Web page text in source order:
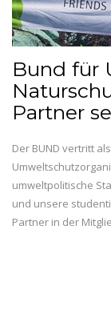
Bund für
Partner
Der BUND vertritt
umweltpolitische
und unsere
Partner in der